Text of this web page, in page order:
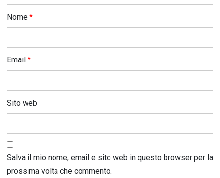
Nome *
Email *
Sito web
Salva il mio nome, email e sito web in questo browser per la
prossima volta che commento.